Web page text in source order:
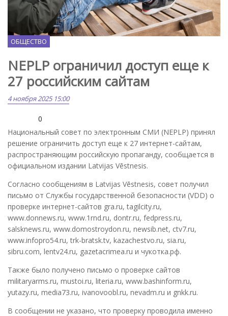
Freepik.com
ОБЩЕСТВО
NEPLP ограничил доступ еще к
27 российским сайтам
4 ноября 2025 15:00
0
Национальный совет по электронным СМИ (NEPLP) принял
решение ограничить доступ еще к 27 интернет-сайтам,
распространяющим российскую пропаганду, сообщается в
официальном издании Latvijas Vēstnesis.
Согласно сообщениям в Latvijas Vēstnesis, совет получил
письмо от Службы государственной безопасности (VDD) о
проверке интернет-сайтов gra.ru, tagilcity.ru,
www.donnews.ru, www.1rnd.ru, dontr.ru, fedpress.ru,
salsknews.ru, www.domostroydon.ru, newsib.net, ctv7.ru,
www.infopro54.ru, trk-bratsk.tv, kazachestvo.ru, sia.ru,
sibru.com, lentv24.ru, gazetacrimea.ru и чукотка.рф.
Также было получено письмо о проверке сайтов
militaryarms.ru, mustoi.ru, literia.ru, www.bashinform.ru,
yutazy.ru, media73.ru, ivanovoobl.ru, nevadm.ru и gnkk.ru.
В сообщении не указано, что проверку проводила именно